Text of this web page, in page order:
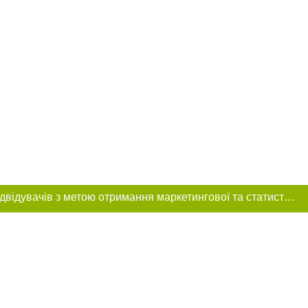
Цей сайт використовує «cookies». Також веб-сайт використовує інтернет-сервіс для збору технічних даних стосовно відвідувачів з метою отримання маркетингової та статистичної інформації. Умови обробки даних відвідувачів сайту див.